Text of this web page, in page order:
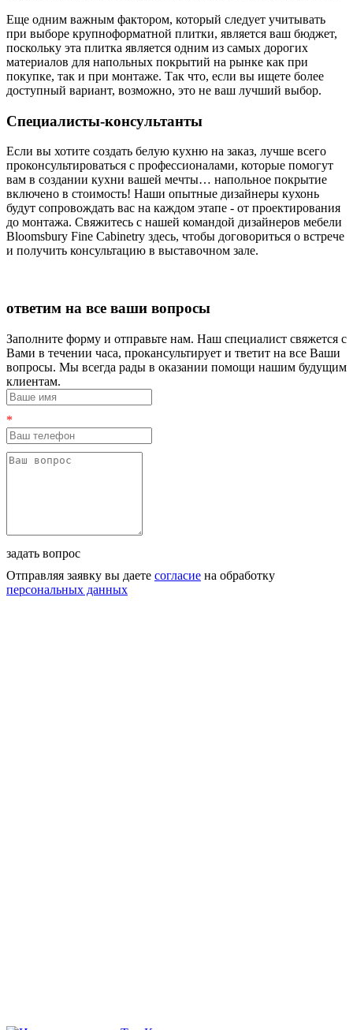
Еще одним важным фактором, который следует учитывать
при выборе крупноформатной плитки, является ваш бюджет,
поскольку эта плитка является одним из самых дорогих
материалов для напольных покрытий на рынке как при
покупке, так и при монтаже. Так что, если вы ищете более
доступный вариант, возможно, это не ваш лучший выбор.
Специалисты-консультанты
Если вы хотите создать белую кухню на заказ, лучше всего
проконсультироваться с профессионалами, которые помогут
вам в создании кухни вашей мечты… напольное покрытие
включено в стоимость! Наши опытные дизайнеры кухонь
будут сопровождать вас на каждом этапе - от проектирования
до монтажа. Свяжитесь с нашей командой дизайнеров мебели
Bloomsbury Fine Cabinetry здесь, чтобы договориться о встрече
и получить консультацию в выставочном зале.
ответим на все ваши вопросы
Заполните форму и отправьте нам. Наш специалист свяжется с
Вами в течении часа, прокансультирует и тветит на все Ваши
вопросы. Мы всегда рады в оказании помощи нашим будущим
клиентам.
*
задать вопрос
Отправляя заявку вы даете согласие на обработку
персональных данных